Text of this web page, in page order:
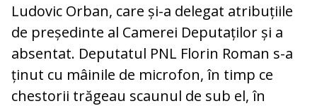
Ludovic Orban, care și-a delegat atribuțiile
de președinte al Camerei Deputaților și a
absentat. Deputatul PNL Florin Roman s-a
ținut cu mâinile de microfon, în timp ce
chestorii trăgeau scaunul de sub el, în